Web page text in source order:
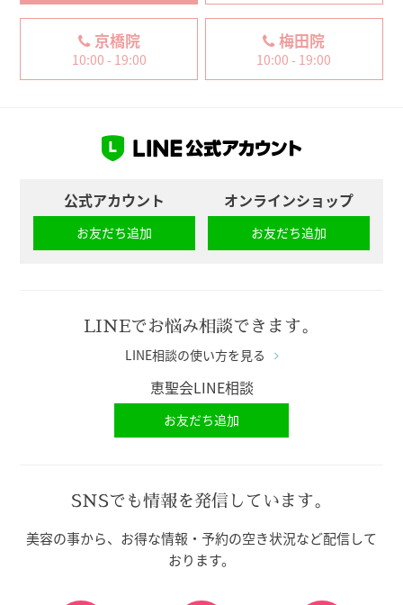
京橋院
10:00 - 19:00
梅田院
10:00 - 19:00
公式アカウント
お友だち追加
オンラインショップ
お友だち追加
LINEでお悩み相談できます。
LINE相談の使い方を見る
恵聖会LINE相談
お友だち追加
SNSでも情報を発信しています。
美容の事から、お得な情報・予約の空き状況など配信して
おります。